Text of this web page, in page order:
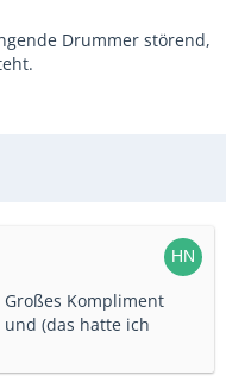
Drummer störend,
Kompliment
(das hatte ich